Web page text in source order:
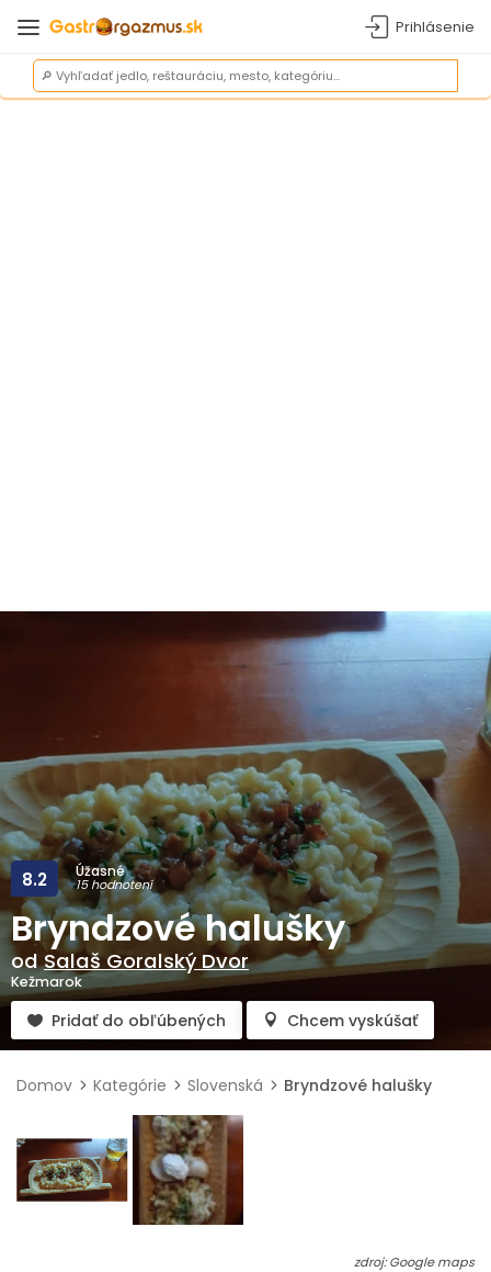
Prihlásenie
Úžasné
15 hodnotení
8.2
Bryndzové halušky
odSalaš Goralský Dvor
Kežmarok
Pridať do obľúbených Chcem vyskúšať
Domov Kategórie Slovenská Bryndzové halušky
zdroj: Google maps